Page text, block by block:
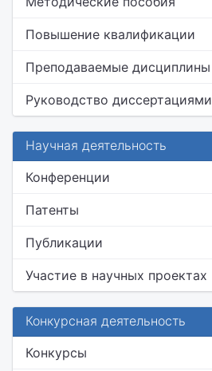
Повышение квалификации
Преподаваемые дисциплины
Руководство диссертациями
Научная деятельность
Конференции
Патенты
Публикации
Участие в научных проектах
Конкурсная деятельность
Конкурсы